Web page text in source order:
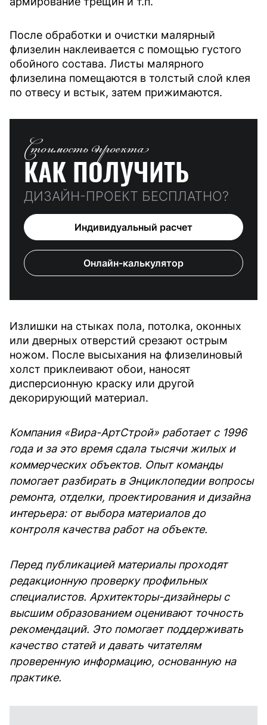
После обработки и очистки малярный
флизелин наклеивается с помощью густого
обойного состава. Листы малярного
флизелина помещаются в толстый слой клея
по отвесу и встык, затем прижимаются.
Стоимость проекта
КАК ПОЛУЧИТЬ
ДИЗАЙН-ПРОЕКТ БЕСПЛАТНО?
Индивидуальный расчет
Онлайн-калькулятор
Излишки на стыках пола, потолка, оконных
или дверных отверстий срезают острым
ножом. После высыхания на флизелиновый
холст приклеивают обои, наносят
дисперсионную краску или другой
декорирующий материал.
Компания «Вира-АртСтрой» работает с 1996
года и за это время сдала тысячи жилых и
коммерческих объектов. Опыт команды
помогает разбирать в Энциклопедии вопросы
ремонта, отделки, проектирования и дизайна
интерьера: от выбора материалов до
контроля качества работ на объекте.
Перед публикацией материалы проходят
редакционную проверку профильных
специалистов. Архитекторы-дизайнеры с
высшим образованием оценивают точность
рекомендаций. Это помогает поддерживать
качество статей и давать читателям
проверенную информацию, основанную на
практике.